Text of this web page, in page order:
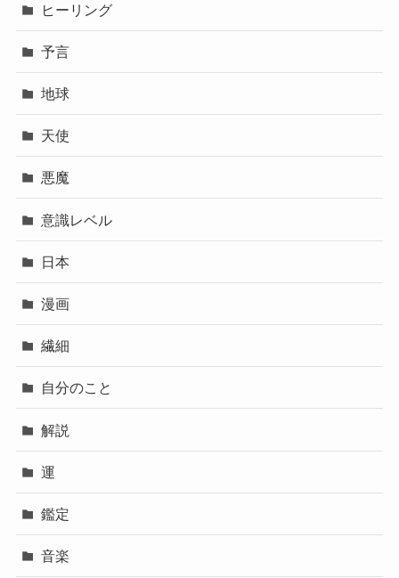
ヒーリング
予言
地球
天使
悪魔
意識レベル
日本
漫画
繊細
自分のこと
解説
運
鑑定
音楽